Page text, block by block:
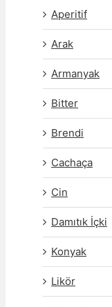
Aperitif
Arak
Armanyak
Bitter
Brendi
Cachaça
Cin
Damıtık İçki
Konyak
Likör